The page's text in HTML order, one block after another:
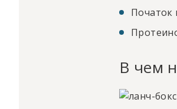
Початок
В чем